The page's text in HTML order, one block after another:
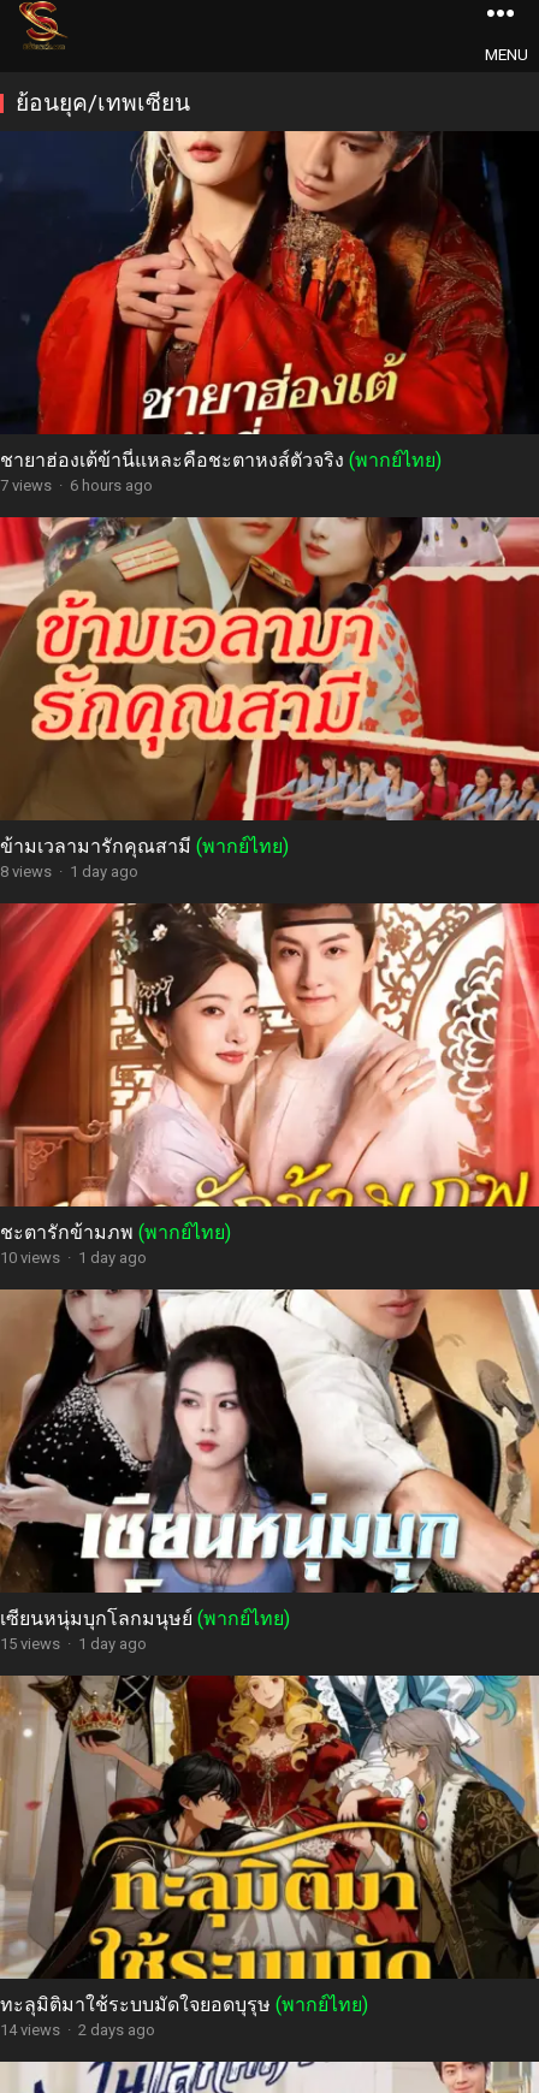
MENU
ย้อนยุค/เทพเซียน
ชายาฮ่องเต้ข้านี่แหละคือชะตาหงส์ตัวจริง (พากย์ไทย)
7 views · 6 hours ago
ข้ามเวลามารักคุณสามี (พากย์ไทย)
8 views · 1 day ago
ชะตารักข้ามภพ (พากย์ไทย)
10 views · 1 day ago
เซียนหนุ่มบุกโลกมนุษย์ (พากย์ไทย)
15 views · 1 day ago
ทะลุมิติมาใช้ระบบมัดใจยอดบุรุษ (พากย์ไทย)
14 views · 2 days ago